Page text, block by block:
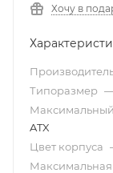
Хочу в
Типоразмер
ATX
Цвет корпуса